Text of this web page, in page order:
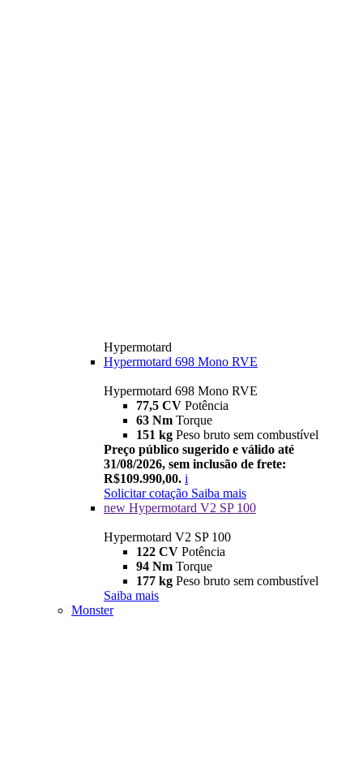
Hypermotard
Hypermotard 698 Mono RVE
Hypermotard 698 Mono RVE
77,5 CV Potência
63 Nm Torque
151 kg Peso bruto sem combustível
Preço público sugerido e válido até
31/08/2026, sem inclusão de frete:
R$109.990,00. i
Solicitar cotação Saiba mais
new Hypermotard V2 SP 100
Hypermotard V2 SP 100
122 CV Potência
94 Nm Torque
177 kg Peso bruto sem combustível
Saiba mais
Monster